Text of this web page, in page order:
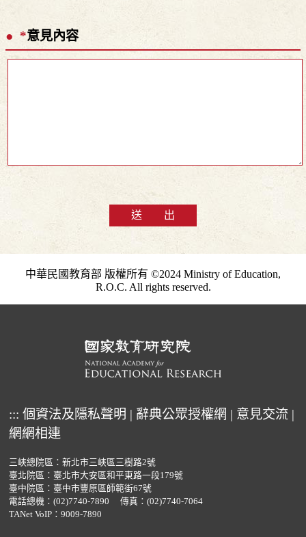
*意見內容
送 出
中華民國教育部 版權所有 ©2024 Ministry of Education,
R.O.C. All rights reserved.
::: 個資法及隱私聲明 | 辭典公眾授權網 | 意見交流 |
網網相連
三峽總院區：新北市三峽區三樹路2號
臺北院區：臺北市大安區和平東路一段179號
臺中院區：臺中市豐原區師範街67號
電話總機： (02)7740-7890
傳真：(02)7740-7064
TANet VoIP：9009-7890